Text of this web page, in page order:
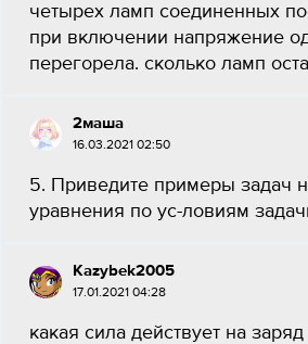
четырех ламп соединенных
при включении напряжение
перегорела. сколько ламп
2маша
16.03.2021 02:50
5. Приведите примеры задач
уравнения по ус-ловиям
Kazybek2005
17.01.2021 04:28
какая сила действует на